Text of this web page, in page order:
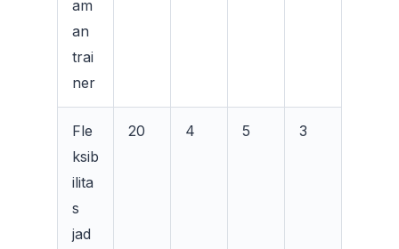
am
an
trai
ner
Fle
ksib
ilita
s
jad
20 4 5 3